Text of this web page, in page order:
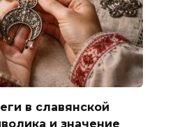
в славянской
и значение